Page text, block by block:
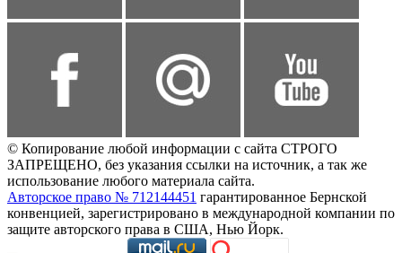
© Копирование любой информации с сайта СТРОГО
ЗАПРЕЩЕНО, без указания ссылки на источник, а так же
использование любого материала сайта.
Авторское право № 712144451 гарантированное Бернской
конвенцией, зарегистрировано в международной компании по
защите авторского права в США, Нью Йорк.